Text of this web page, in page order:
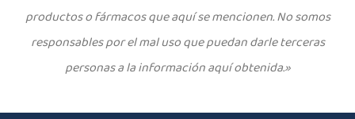
productos o fármacos que aquí se mencionen. No somos
responsables por el mal uso que puedan darle terceras
personas a la información aquí obtenida.»